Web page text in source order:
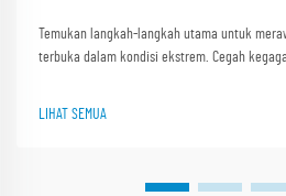
Temukan langkah-langkah utama untuk
terbuka dalam kondisi ekstrem. Cegah
LIHAT SEMUA